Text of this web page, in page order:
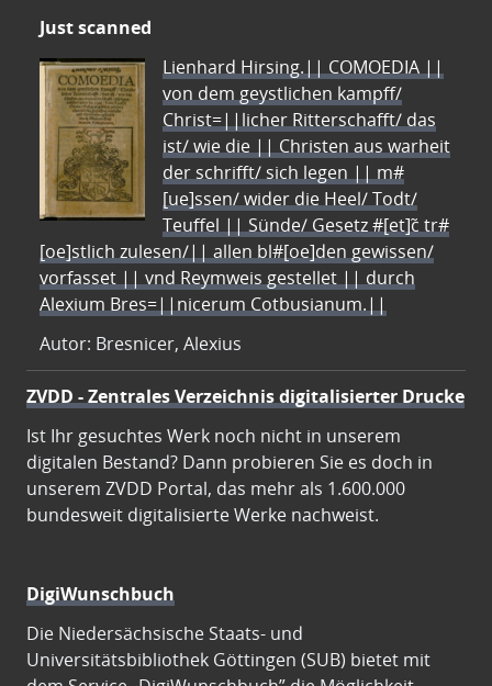
Just scanned
Lienhard Hirsing.|| COMOEDIA ||
von dem geystlichen kampff/
Christ=||licher Ritterschafft/ das
ist/ wie die || Christen aus warheit
der schrifft/ sich legen || m#
[ue]ssen/ wider die Heel/ Todt/
Teuffel || Sünde/ Gesetz #[et]c̃ tr#
[oe]stlich zulesen/|| allen bl#[oe]den gewissen/
vorfasset || vnd Reymweis gestellet || durch
Alexium Bres=||nicerum Cotbusianum.||
Autor: Bresnicer, Alexius
ZVDD - Zentrales Verzeichnis digitalisierter Drucke
Ist Ihr gesuchtes Werk noch nicht in unserem
digitalen Bestand? Dann probieren Sie es doch in
unserem ZVDD Portal, das mehr als 1.600.000
bundesweit digitalisierte Werke nachweist.
DigiWunschbuch
Die Niedersächsische Staats- und
Universitätsbibliothek Göttingen (SUB) bietet mit